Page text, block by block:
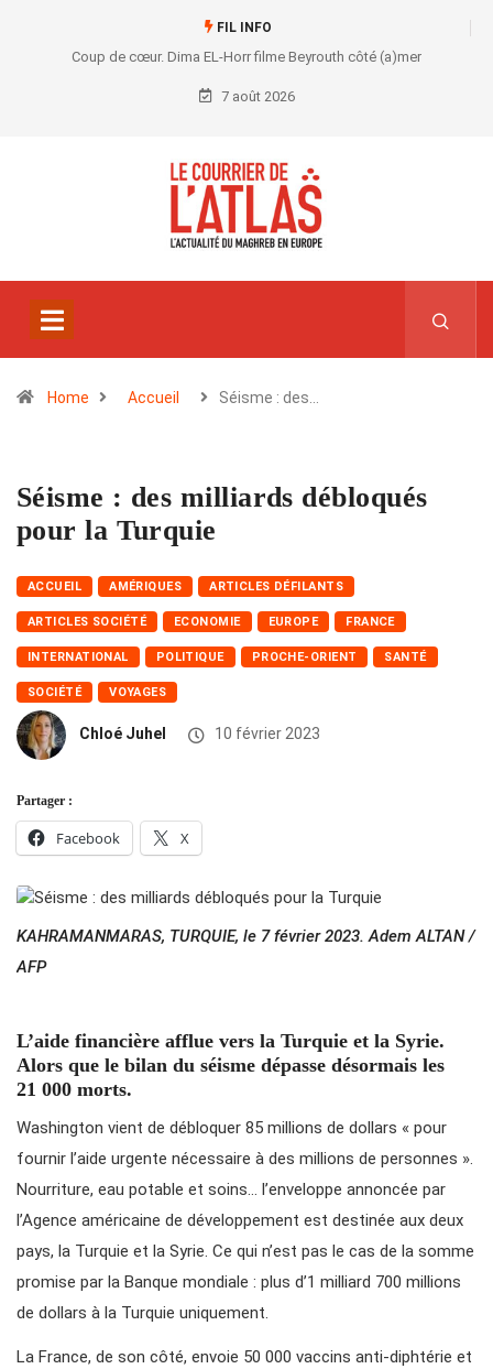
FIL INFO
Coup de cœur. Dima EL-Horr filme Beyrouth côté (a)mer
7 août 2026
Home Accueil Séisme : des…
Séisme : des milliards débloqués
pour la Turquie
ACCUEIL AMÉRIQUES ARTICLES DÉFILANTS
ARTICLES SOCIÉTÉ ECONOMIE EUROPE FRANCE
INTERNATIONAL POLITIQUE PROCHE-ORIENT SANTÉ
SOCIÉTÉ VOYAGES
Chloé Juhel 10 février 2023
Partager :
Facebook X
KAHRAMANMARAS, TURQUIE, le 7 février 2023. Adem ALTAN /
AFP
L’aide financière afflue vers la Turquie et la Syrie.
Alors que le bilan du séisme dépasse désormais les
21 000 morts.
Washington vient de débloquer 85 millions de dollars « pour
fournir l’aide urgente nécessaire à des millions de personnes ».
Nourriture, eau potable et soins… l’enveloppe annoncée par
l’Agence américaine de développement est destinée aux deux
pays, la Turquie et la Syrie. Ce qui n’est pas le cas de la somme
promise par la Banque mondiale : plus d’1 milliard 700 millions
de dollars à la Turquie uniquement.
La France, de son côté, envoie 50 000 vaccins anti-diphtérie et